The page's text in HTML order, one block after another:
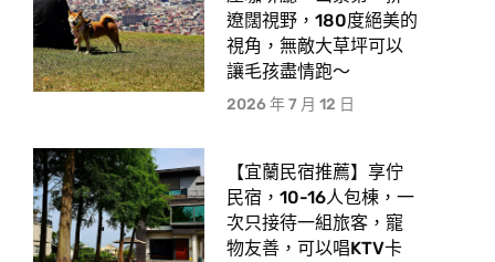
遼闊視野，180度絕美的
視角，無敵大草坪可以
讓毛孩盡情跑〜
2026 年 7 月 12 日
【宜蘭民宿推薦】享佇
民宿，10-16人包棟，一
次只接待一組旅客，寵
物友善，可以唱KTV卡